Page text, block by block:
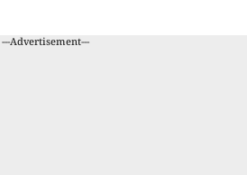
---Advertisement---